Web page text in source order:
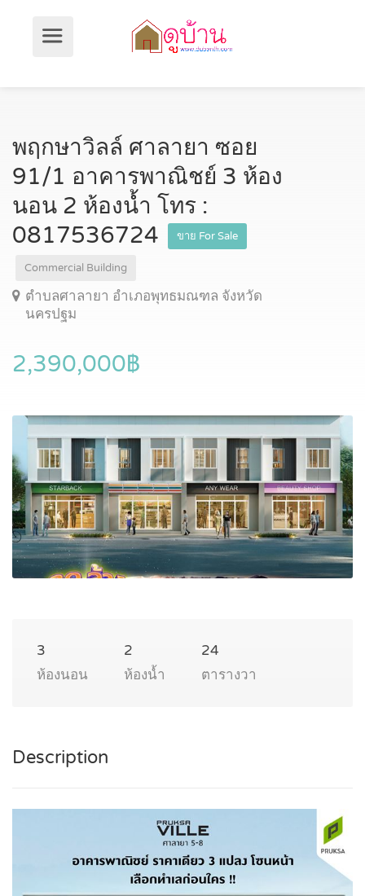
พฤกษาวิลล์ ศาลายา ซอย
91/1 อาคารพาณิชย์ 3 ห้อง
นอน 2 ห้องน้ำ โทร :
0817536724
ขาย For Sale
Commercial Building
ตำบลศาลายา อำเภอพุทธมณฑล จังหวัด
นครปฐม
2,390,000฿
3
ห้องนอน
2
ห้องน้ำ
24
ตารางวา
Description